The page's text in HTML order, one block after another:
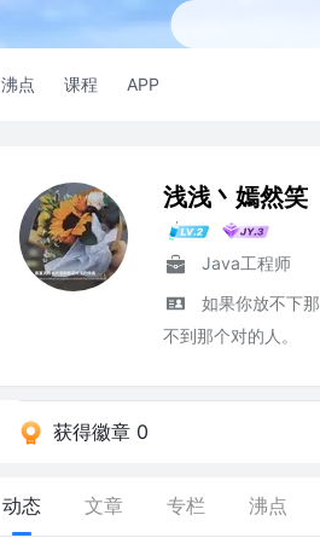
沸点 课程 APP
浅浅丶嫣然笑
Java工程师
如果你放不下
不到那个对的人。
获得徽章 0
动态 文章 专栏 沸点